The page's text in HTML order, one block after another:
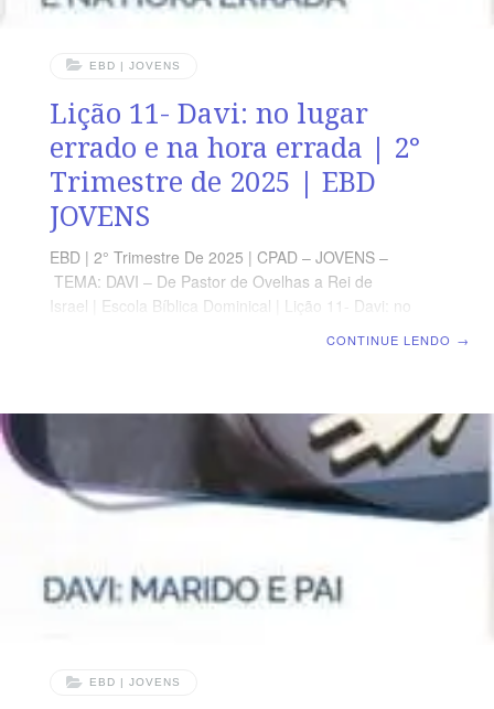
EBD | JOVENS
Lição 11- Davi: no lugar
errado e na hora errada | 2°
Trimestre de 2025 | EBD
JOVENS
EBD | 2° Trimestre De 2025 | CPAD – JOVENS –
TEMA: DAVI – De Pastor de Ovelhas a Rei de
Israel | Escola Bíblica Dominical | Lição 11- Davi: no
tentações e manter uma vida reta e santa diante do
Senhor. LEITURA SEMANAL SEGUNDA – Tg 4 7
Resista ao DiaboTERÇA – Tt 2.11-12 Vencendo o
mundoQUARTA
CONTINUE LENDO →
EBD | JOVENS